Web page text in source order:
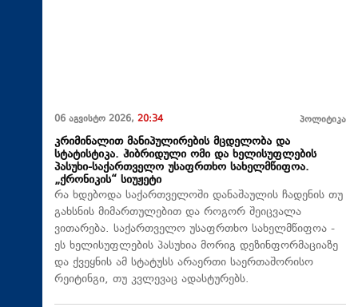
06 აგვისტო 2026, 20:34 პოლიტიკა
კრიმინალით მანიპულირების მცდელობა და
სტატისტიკა. ჰიბრიდული ომი და ხელისუფლების
პასუხი-საქართველო უსაფრთხო სახელმწიფოა.
„ქრონიკის“ სიუჟეტი
რა ხდებოდა საქართველოში დანაშაულის ჩადენის თუ
გახსნის მიმართულებით და როგორ შეიცვალა
ვითარება. საქართველო უსაფრთხო სახელმწიფოა -
ეს ხელისუფლების პასუხია მორიგ დეზინფორმაციაზე
და ქვეყნის ამ სტატუსს არაერთი საერთაშორისო
რეიტინგი, თუ კვლევაც ადასტურებს.